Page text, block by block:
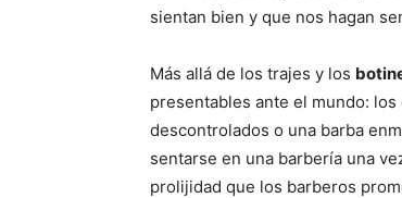
sientan bien y que nos hagan
Más allá de los trajes y los
presentables ante el mundo:
descontrolados o una barba
sentarse en una barbería una
prolijidad que los barberos